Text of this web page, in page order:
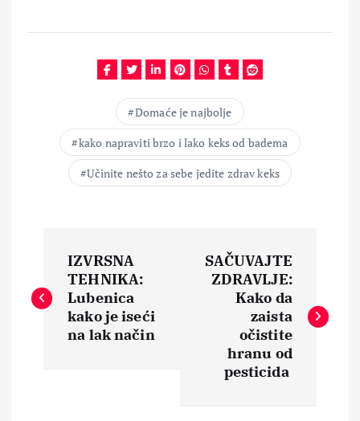
Domaće je najbolje
kako napraviti brzo i lako keks od badema
Učinite nešto za sebe jedite zdrav keks
a
IZVRSNA
TEHNIKA:
Lubenica
kako je iseći
na lak način
SAČUVAJTE
ZDRAVLJE:
Kako da
zaista
očistite
hranu od
pesticida